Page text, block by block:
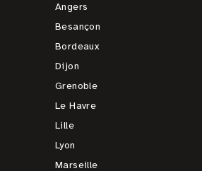
Angers
Besançon
Bordeaux
Dijon
Grenoble
Le Havre
Lille
Lyon
Marseille